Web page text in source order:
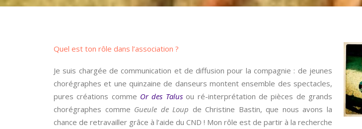
Quel est ton rôle dans l’association ?
Je suis chargée de communication et de diffusion pour la compagnie : de jeunes
chorégraphes et une quinzaine de danseurs montent ensemble des spectacles,
pures créations comme Or des Talusou ré-interprétation de pièces de grands
chorégraphes comme Gueule de Loup de Christine Bastin, que nous avons la
chance de retravailler grâce à l’aide du CND ! Mon rôle est de partir à la recherche